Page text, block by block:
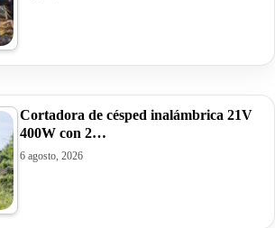
Cortadora de césped inalámbrica 21V
400W con 2…
6 agosto, 2026